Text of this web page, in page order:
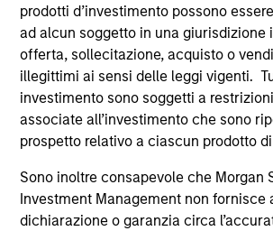
prodotti d’investimento possono
ad alcun soggetto in una giurisdizione
offerta, sollecitazione, acquisto o
illegittimi ai sensi delle leggi vigenti.
investimento sono soggetti a
associate all’investimento che sono
prospetto relativo a ciascun prodotto
Sono inoltre consapevole che Morgan
Investment Management non fornisce
dichiarazione o garanzia circa
ARTICOLO